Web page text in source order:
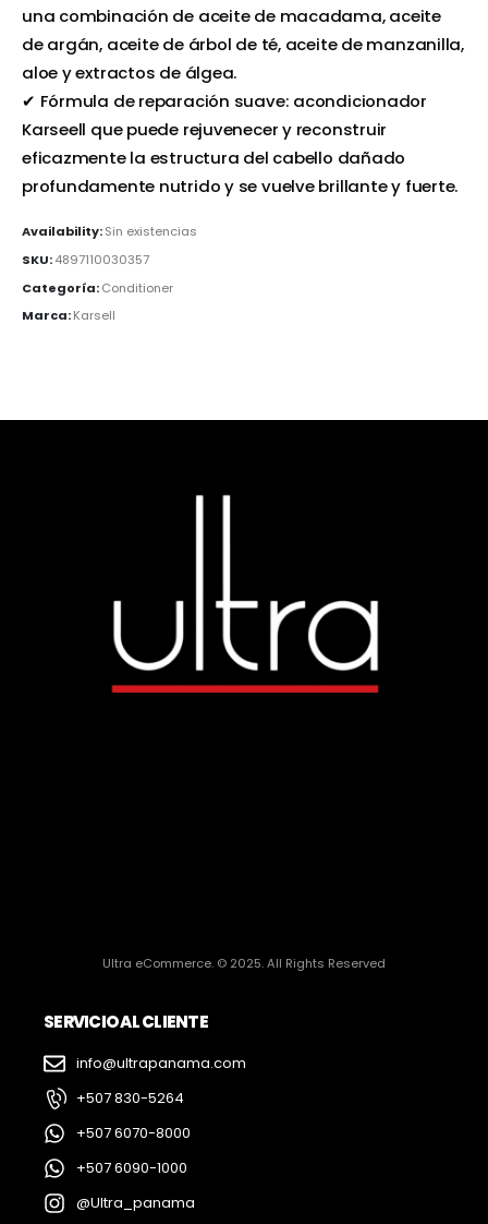
una combinación de aceite de macadama, aceite
de argán, aceite de árbol de té, aceite de manzanilla,
aloe y extractos de álgea.
✔ Fórmula de reparación suave: acondicionador
Karseell que puede rejuvenecer y reconstruir
eficazmente la estructura del cabello dañado
profundamente nutrido y se vuelve brillante y fuerte.
Availability:Sin existencias
SKU:4897110030357
Categoría:Conditioner
Marca:Karsell
Ultra eCommerce. © 2025. All Rights Reserved
SERVICIO AL CLIENTE
info@ultrapanama.com
+507 830-5264
+507 6070-8000
+507 6090-1000
@Ultra_panama